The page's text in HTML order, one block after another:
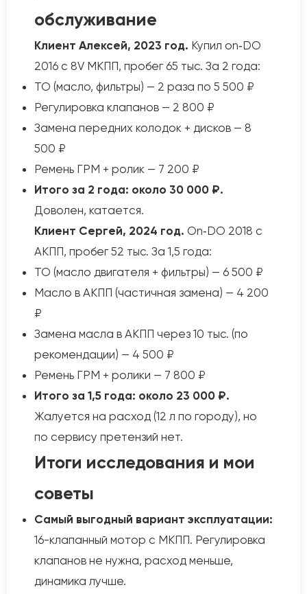
обслуживание
Клиент Алексей, 2023 год. Купил on‑DO
2016 с 8V МКПП, пробег 65 тыс. За 2 года:
ТО (масло, фильтры) — 2 раза по 5 500 ₽
Регулировка клапанов — 2 800 ₽
Замена передних колодок + дисков — 8
500 ₽
Ремень ГРМ + ролик — 7 200 ₽
Итого за 2 года: около 30 000 ₽.
Доволен, катается.
Клиент Сергей, 2024 год. On‑DO 2018 с
АКПП, пробег 52 тыс. За 1,5 года:
ТО (масло двигателя + фильтры) — 6 500 ₽
Масло в АКПП (частичная замена) — 4 200
₽
Замена масла в АКПП через 10 тыс. (по
рекомендации) — 4 500 ₽
Ремень ГРМ + ролики — 7 800 ₽
Итого за 1,5 года: около 23 000 ₽.
Жалуется на расход (12 л по городу), но
по сервису претензий нет.
Итоги исследования и мои
советы
Самый выгодный вариант эксплуатации:
16-клапанный мотор с МКПП. Регулировка
клапанов не нужна, расход меньше,
динамика лучше.